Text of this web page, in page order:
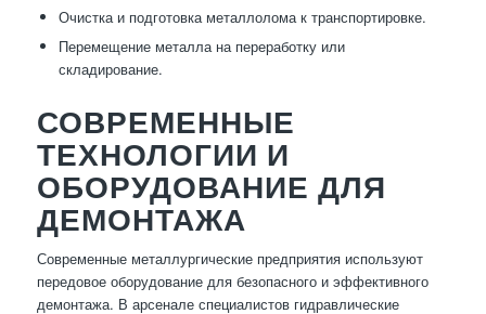
Очистка и подготовка металлолома к транспортировке.
Перемещение металла на переработку или
складирование.
СОВРЕМЕННЫЕ
ТЕХНОЛОГИИ И
ОБОРУДОВАНИЕ ДЛЯ
ДЕМОНТАЖА
Современные металлургические предприятия используют
передовое оборудование для безопасного и эффективного
демонтажа. В арсенале специалистов гидравлические